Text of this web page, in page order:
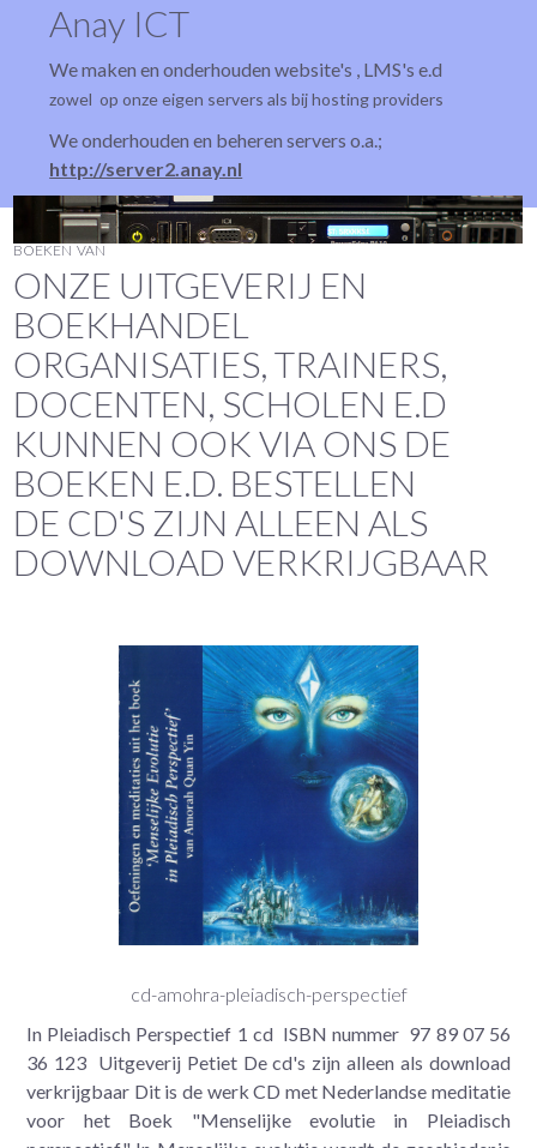
Anay ICT
We maken en onderhouden website's , LMS's e.d
zowel op onze eigen servers als bij hosting providers
We onderhouden en beheren servers o.a.;
http://server2.anay.nl
BOEKEN VAN
ONZE UITGEVERIJ EN
BOEKHANDEL
‌ORGANISATIES, TRAINERS,
DOCENTEN, SCHOLEN E.D
KUNNEN OOK VIA ONS DE
BOEKEN E.D. BESTELLEN
‌DE CD'S ZIJN ALLEEN ALS
DOWNLOAD VERKRIJGBAAR
cd-amohra-pleiadisch-perspectief
In Pleiadisch Perspectief 1 cd ISBN nummer 97 89 07 56
36 123 Uitgeverij Petiet De cd's zijn alleen als download
verkrijgbaar Dit is de werk CD met Nederlandse meditatie
voor het Boek "Menselijke evolutie in Pleiadisch